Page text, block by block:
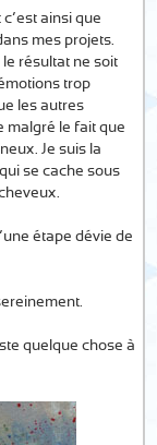
ainsi que
mes projets.
le résultat ne soit
trop
les autres
malgré le fait que
Je suis la
se cache sous
étape dévie de
quelque chose à